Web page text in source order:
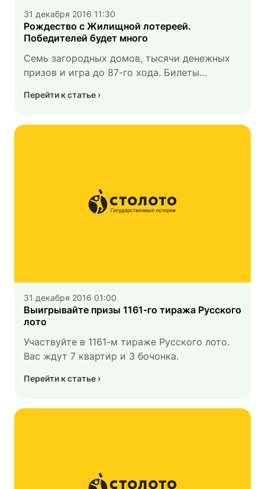
31 декабря 2016 11:30
Рождество с Жилищной лотереей.
Победителей будет много
Семь загородных домов, тысячи денежных
призов и игра до 87-го хода. Билеты
Перейти к статье
31 декабря 2016 01:00
Выигрывайте призы 1161-го тиража Русского
лото
Участвуйте в 1161-м тираже Русского лото.
Вас ждут 7 квартир и 3 бочонка.
Перейти к статье